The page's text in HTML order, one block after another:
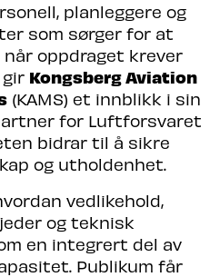
planleggere og
som sørger for at
oppdraget krever
gir Kongsberg Aviation
(KAMS) et innblikk i sin
for Luftforsvaret
bidrar til å sikre
og utholdenhet.
vedlikehold,
og teknisk
en integrert del av
Publikum får